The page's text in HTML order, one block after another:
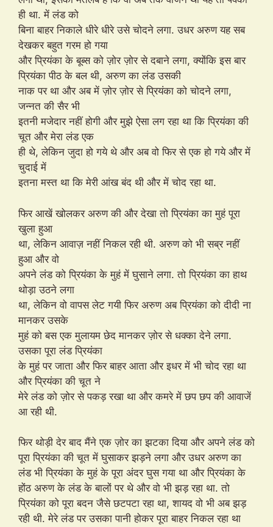
ही था. में लंड को
बिना बाहर निकाले धीरे धीरे उसे चोदने लगा. उधर अरुण यह सब
देखकर बहुत गरम हो गया
और प्रियंका के बूब्स को ज़ोर ज़ोर से दबाने लगा, क्योंकि इस बार
प्रियंका पीठ के बल थी, अरुण का लंड उसकी
नाक पर था और अब में ज़ोर ज़ोर से प्रियंका को चोदने लगा,
जन्नत की सैर भी
इतनी मजेदार नहीं होगी और मुझे ऐसा लग रहा था कि प्रियंका की
चूत और मेरा लंड एक
ही थे, लेकिन जुदा हो गये थे और अब वो फिर से एक हो गये और में
चुदाई में
इतना मस्त था कि मेरी आंख बंद थी और में चोद रहा था.
फिर आखें खोलकर अरुण की और देखा तो प्रियंका का मुहं पूरा
खुला हुआ
था, लेकिन आवाज़ नहीं निकल रही थी. अरुण को भी सब्र नहीं
हुआ और वो
अपने लंड को प्रियंका के मुहं में घुसाने लगा. तो प्रियंका का हाथ
थोड़ा उठने लगा
था, लेकिन वो वापस लेट गयी फिर अरुण अब प्रियंका को दीदी ना
मानकर उसके
मुहं को बस एक मुलायम छेद मानकर ज़ोर से धक्का देने लगा.
उसका पूरा लंड प्रियंका
के मुहं पर जाता और फिर बाहर आता और इधर में भी चोद रहा था
और प्रियंका की चूत ने
मेरे लंड को ज़ोर से पकड़ रखा था और कमरे में छप छप की आवाजें
आ रही थी.
फिर थोड़ी देर बाद मैंने एक ज़ोर का झटका दिया और अपने लंड को
पूरा प्रियंका की चूत में घुसाकर झड़ने लगा और उधर अरुण का
लंड भी प्रियंका के मुहं के पूरा अंदर घुस गया था और प्रियंका के
होंठ अरुण के लंड के बालों पर थे और वो भी झड़ रहा था. तो
प्रियंका को पूरा बदन जैसे छटपटा रहा था, शायद वो भी अब झड़
रही थी. मेरे लंड पर उसका पानी होकर पूरा बाहर निकल रहा था